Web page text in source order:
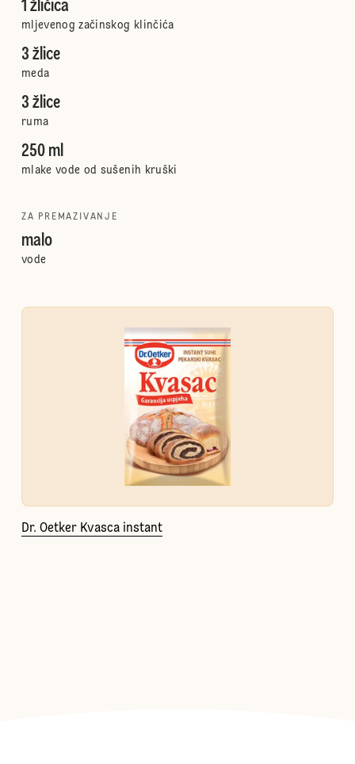
1 žličica
mljevenog začinskog klinčića
3 žlice
meda
3 žlice
ruma
250 ml
mlake vode od sušenih kruški
ZA PREMAZIVANJE
malo
vode
Dr. Oetker Kvasca instant